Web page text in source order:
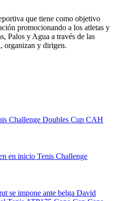
que tiene como objetivo
promocionando a los atletas y
Palos y Agua a través de las
organizan y dirigen.
Challenge Doubles Cup CAH
en inicio Tenis Challenge
se impone ante belga David